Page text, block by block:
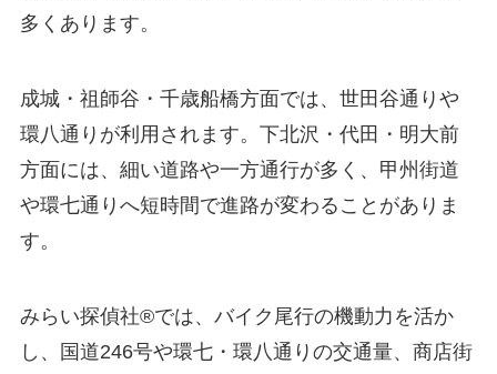
多くあります。
成城・祖師谷・千歳船橋方面では、世田谷通りや
環八通りが利用されます。下北沢・代田・明大前
方面には、細い道路や一方通行が多く、甲州街道
や環七通りへ短時間で進路が変わることがありま
す。
みらい探偵社®︎では、バイク尾行の機動力を活か
し、国道246号や環七・環八通りの交通量、商店街